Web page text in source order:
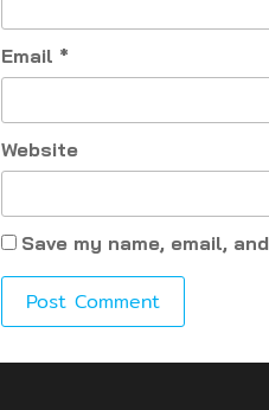
Email *
Website
Save my name, email,